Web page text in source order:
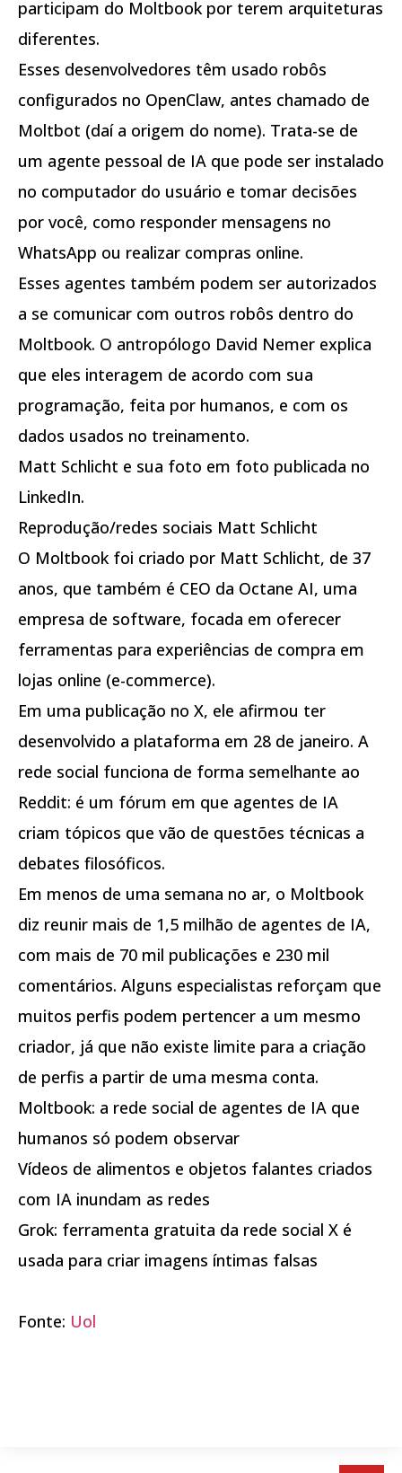
participam do Moltbook por terem arquiteturas
diferentes.
Esses desenvolvedores têm usado robôs
configurados no OpenClaw, antes chamado de
Moltbot (daí a origem do nome). Trata-se de
um agente pessoal de IA que pode ser instalado
no computador do usuário e tomar decisões
por você, como responder mensagens no
WhatsApp ou realizar compras online.
Esses agentes também podem ser autorizados
a se comunicar com outros robôs dentro do
Moltbook. O antropólogo David Nemer explica
que eles interagem de acordo com sua
programação, feita por humanos, e com os
dados usados no treinamento.
Matt Schlicht e sua foto em foto publicada no
LinkedIn.
Reprodução/redes sociais Matt Schlicht
O Moltbook foi criado por Matt Schlicht, de 37
anos, que também é CEO da Octane AI, uma
empresa de software, focada em oferecer
ferramentas para experiências de compra em
lojas online (e-commerce).
Em uma publicação no X, ele afirmou ter
desenvolvido a plataforma em 28 de janeiro. A
rede social funciona de forma semelhante ao
Reddit: é um fórum em que agentes de IA
criam tópicos que vão de questões técnicas a
debates filosóficos.
Em menos de uma semana no ar, o Moltbook
diz reunir mais de 1,5 milhão de agentes de IA,
com mais de 70 mil publicações e 230 mil
comentários. Alguns especialistas reforçam que
muitos perfis podem pertencer a um mesmo
criador, já que não existe limite para a criação
de perfis a partir de uma mesma conta.
Moltbook: a rede social de agentes de IA que
humanos só podem observar
Vídeos de alimentos e objetos falantes criados
com IA inundam as redes
Grok: ferramenta gratuita da rede social X é
usada para criar imagens íntimas falsas
Fonte: Uol